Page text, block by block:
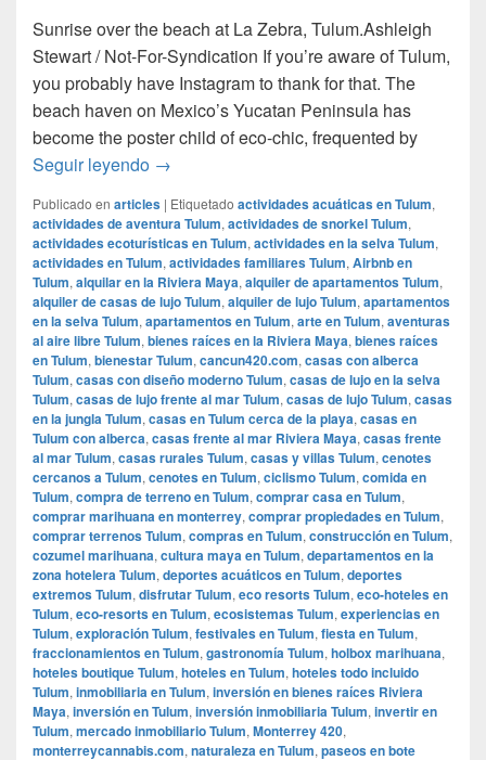
Sunrise over the beach at La Zebra, Tulum.Ashleigh
Stewart / Not-For-Syndication If you’re aware of Tulum,
you probably have Instagram to thank for that. The
beach haven on Mexico’s Yucatan Peninsula has
become the poster child of eco-chic, frequented by
Seguir leyendo Tulum is an influencer’s paradise. But
→
Publicado en articles | Etiquetado actividades acuáticas en Tulum,
actividades de aventura Tulum, actividades de snorkel Tulum,
actividades ecoturísticas en Tulum, actividades en la selva Tulum,
actividades en Tulum, actividades familiares Tulum, Airbnb en
Tulum, alquilar en la Riviera Maya, alquiler de apartamentos Tulum,
alquiler de casas de lujo Tulum, alquiler de lujo Tulum, apartamentos
en la selva Tulum, apartamentos en Tulum, arte en Tulum, aventuras
al aire libre Tulum, bienes raíces en la Riviera Maya, bienes raíces
en Tulum, bienestar Tulum, cancun420.com, casas con alberca
Tulum, casas con diseño moderno Tulum, casas de lujo en la selva
Tulum, casas de lujo frente al mar Tulum, casas de lujo Tulum, casas
en la jungla Tulum, casas en Tulum cerca de la playa, casas en
Tulum con alberca, casas frente al mar Riviera Maya, casas frente
al mar Tulum, casas rurales Tulum, casas y villas Tulum, cenotes
cercanos a Tulum, cenotes en Tulum, ciclismo Tulum, comida en
Tulum, compra de terreno en Tulum, comprar casa en Tulum,
comprar marihuana en monterrey, comprar propiedades en Tulum,
comprar terrenos Tulum, compras en Tulum, construcción en Tulum,
cozumel marihuana, cultura maya en Tulum, departamentos en la
zona hotelera Tulum, deportes acuáticos en Tulum, deportes
extremos Tulum, disfrutar Tulum, eco resorts Tulum, eco-hoteles en
Tulum, eco-resorts en Tulum, ecosistemas Tulum, experiencias en
Tulum, exploración Tulum, festivales en Tulum, fiesta en Tulum,
fraccionamientos en Tulum, gastronomía Tulum, holbox marihuana,
hoteles boutique Tulum, hoteles en Tulum, hoteles todo incluido
Tulum, inmobiliaria en Tulum, inversión en bienes raíces Riviera
Maya, inversión en Tulum, inversión inmobiliaria Tulum, invertir en
Tulum, mercado inmobiliario Tulum, Monterrey 420,
monterreycannabis.com, naturaleza en Tulum, paseos en bote